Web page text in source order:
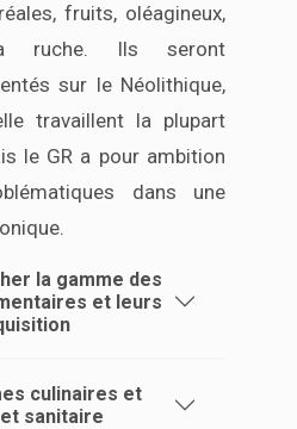
fruits, oléagineux,
ruche. Ils seront
sur le Néolithique,
travaillent la plupart
le GR a pour ambition
dans une
la gamme des
et leurs
culinaires et
sanitaire